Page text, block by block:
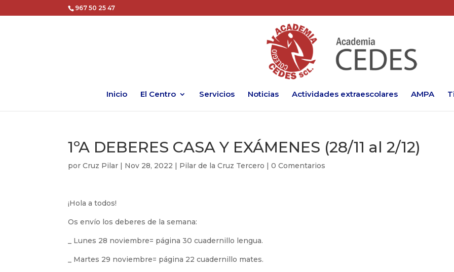
967 50 25 47
Inicio El Centro Servicios Noticias Actividades extraescolares AMPA
1ºA DEBERES CASA Y EXÁMENES (28/11 al 2/12)
porCruz Pilar | Nov 28, 2022 | Pilar de la Cruz Tercero |0 Comentarios
¡Hola a todos!
Os envío los deberes de la semana:
_ Lunes 28 noviembre= página 30 cuadernillo lengua.
_ Martes 29 noviembre= página 22 cuadernillo mates.